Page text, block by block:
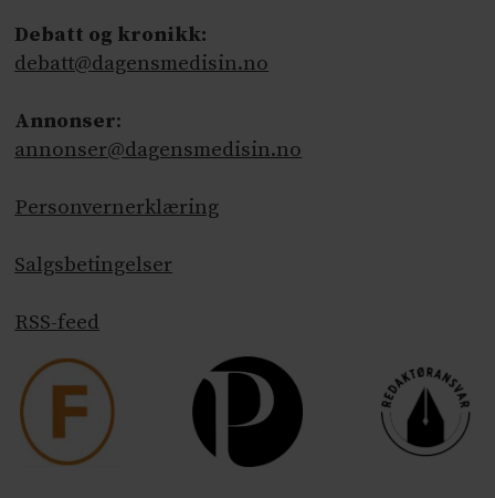
Debatt og kronikk:
debatt@dagensmedisin.no
Annonser:
annonser@dagensmedisin.no
Personvernerklæring
Salgsbetingelser
RSS-feed